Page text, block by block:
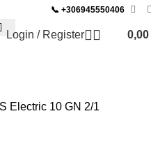
📞 +306945550406
Login / Register 0,00
Electric 10 GN 2/1